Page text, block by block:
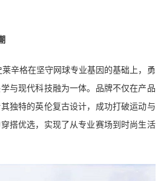
辛格在坚守网球专业基因的基础上，勇
与现代科技融为一体。品牌不仅在产品
独特的英伦复古设计，成功打破运动与
搭优选，实现了从专业赛场到时尚生活